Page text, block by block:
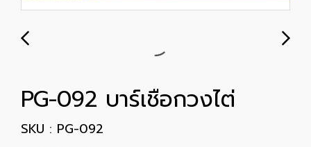
PG-092 บาร์เชือกวงไต่
SKU : PG-092